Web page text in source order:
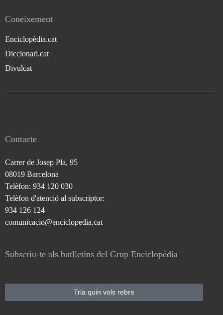
Coneixement
Enciclopèdia.cat
Diccionari.cat
Divulcat
Contacte
Carrer de Josep Pla, 95
08019 Barcelona
Telèfon: 934 120 030
Telèfon d'atenció al subscriptor:
934 126 124
comunicacio@enciclopedia.cat
Subscriu-te als butlletins del Grup Enciclopèdia
Tria quin vols rebre